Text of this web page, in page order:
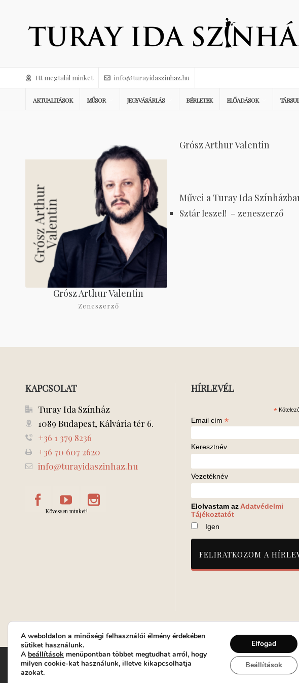
Itt megtalál minket info@turayidaszinhaz.hu
AKTUALITÁSOK MŰSOR JEGYVÁSÁRLÁS BÉRLETEK ELŐADÁSOK
Grósz Arthur Valentin
Művei a Turay Ida
Sztár leszel! – zeneszerző
Grósz Arthur Valentin
Zeneszerző
KAPCSOLAT
Turay Ida Színház
1089 Budapest, Kálvária tér 6.
+36 1 379 8236
+36 70 607 2620
info@turayidaszinhaz.hu
Kövessen minket!
HÍRLEVÉL
*
Email cím *
Keresztnév
Vezetéknév
Elolvastam az Adatvédelmi
Tájékoztatót
Igen
Turay Ida Színház Közhasznú Nonprofit Kft. | Működési helyszín: Turay Ida
A weboldalon a minőségi felhasználói élmény érdekében
sütiket használunk.
A beállítások menüpontban többet megtudhat arról, hogy
milyen cookie-kat használunk, illetve kikapcsolhatja
azokat.
Elfogad
Beállítások